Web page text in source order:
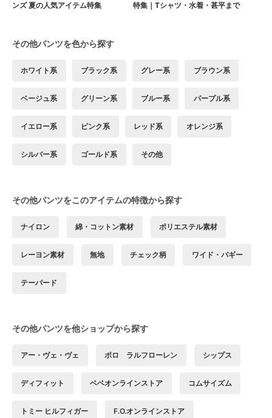
ンズ 夏の人気アイテム特集
特集｜Tシャツ・水着・甚平まで
その他パンツを色から探す
ホワイト系 ブラック系 グレー系 ブラウン系
ベージュ系 グリーン系 ブルー系 パープル系
イエロー系 ピンク系 レッド系 オレンジ系
シルバー系 ゴールド系 その他
その他パンツをこのアイテムの特徴から探す
ナイロン 綿・コットン素材 ポリエステル素材
レーヨン素材 無地 チェック柄 ワイド・バギー
テーパード
その他パンツを他ショップから探す
アー・ヴェ・ヴェ ポロ ラルフローレン シップス
ディフィット ベベオンラインストア コムサイズム
トミー ヒルフィガー F.O.オンラインストア